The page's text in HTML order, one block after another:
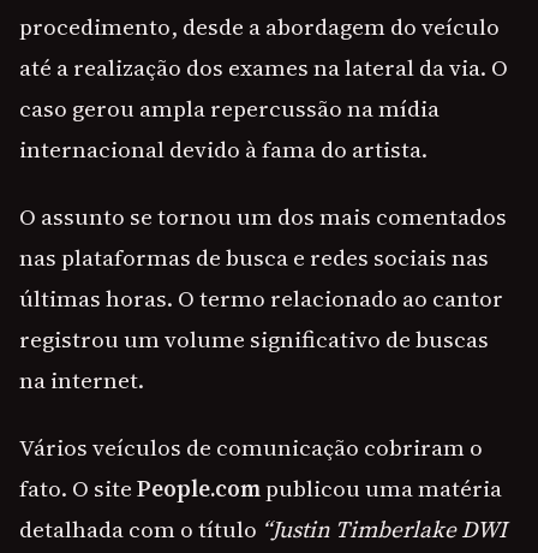
procedimento, desde a abordagem do veículo
até a realização dos exames na lateral da via. O
caso gerou ampla repercussão na mídia
internacional devido à fama do artista.
O assunto se tornou um dos mais comentados
nas plataformas de busca e redes sociais nas
últimas horas. O termo relacionado ao cantor
registrou um volume significativo de buscas
na internet.
Vários veículos de comunicação cobriram o
fato. O sitePeople.compublicou uma matéria
detalhada com o título “Justin Timberlake DWI